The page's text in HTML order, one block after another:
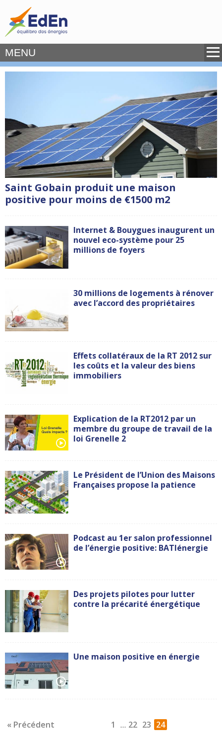
MENU
Saint Gobain produit une maison
positive pour moins de €1500 m2
Internet & Bouygues inaugurent un
nouvel eco-système pour 25
millions de foyers
30 millions de logements à rénover
avec l’accord des propriétaires
Effets collatéraux de la RT 2012 sur
les coûts et la valeur des biens
immobiliers
Explication de la RT2012 par un
membre du groupe de travail de la
loi Grenelle 2
Le Président de l’Union des Maisons
Françaises propose la patience
Podcast au 1er salon professionnel
de l’énergie positive: BATIénergie
Des projets pilotes pour lutter
contre la précarité énergétique
Une maison positive en énergie
1
« Précédent … 22 23 24